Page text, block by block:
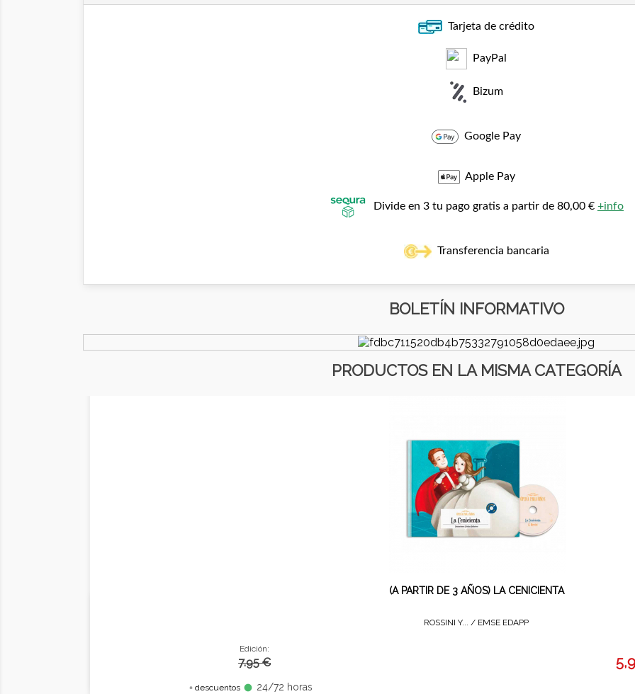
Tarjeta de crédito
PayPal
Bizum
Google Pay
Apple Pay
Divide en 3 tu pago gratis a partir de 80,00 € +info
Transferencia bancaria
BOLETÍN INFORMATIVO
PRODUCTOS EN LA MISMA CATEGORÍA
(A PARTIR DE 3 AÑOS) LA CENICIENTA
ROSSINI Y... / EMSE EDAPP
Edición:
7.95 €
+ descuentos fiber_manual_record 24/72 horas